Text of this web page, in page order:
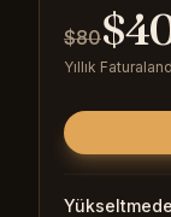
$80$
Yıllık